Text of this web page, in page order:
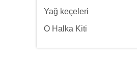
Yağ keçeleri
O Halka Kiti